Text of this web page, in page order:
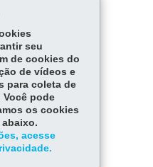
seu
de cookies do
de vídeos e
para coleta de
pode
os cookies
acesse